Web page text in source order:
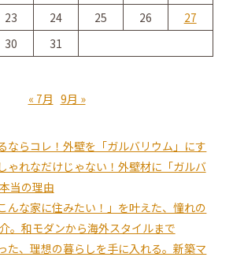
23 24 25 26
27
30 31
« 7月 9月 »
ならコレ！外壁を「ガルバリウム」にす
ゃれなだけじゃない！外壁材に「ガルバ
当の理由
んな家に住みたい！」を叶えた、憧れの
。和モダンから海外スタイルまで
た、理想の暮らしを手に入れる。新築マ